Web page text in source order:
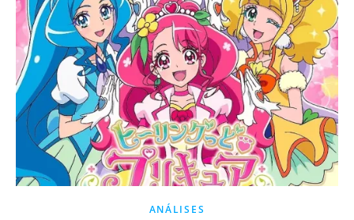
ANÁLISES